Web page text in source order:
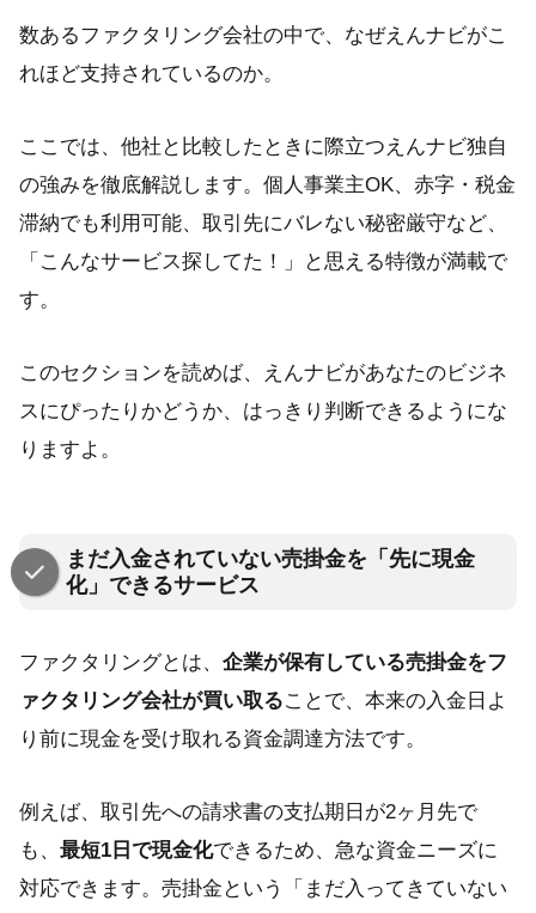
数あるファクタリング会社の中で、なぜえんナビがこ
れほど支持されているのか。
ここでは、他社と比較したときに際立つえんナビ独自
の強みを徹底解説します。個人事業主OK、赤字・税金
滞納でも利用可能、取引先にバレない秘密厳守など、
「こんなサービス探してた！」と思える特徴が満載で
す。
このセクションを読めば、えんナビがあなたのビジネ
スにぴったりかどうか、はっきり判断できるようにな
りますよ。
まだ入金されていない売掛金を「先に現金
化」できるサービス
ファクタリングとは、 企業が保有している売掛金をフ
ァクタリング会社が買い取ることで、本来の入金日よ
り前に現金を受け取れる資金調達方法です。
例えば、取引先への請求書の支払期日が2ヶ月先で
も、 最短1日で現金化できるため、急な資金ニーズに
対応できます。売掛金という「まだ入ってきていない